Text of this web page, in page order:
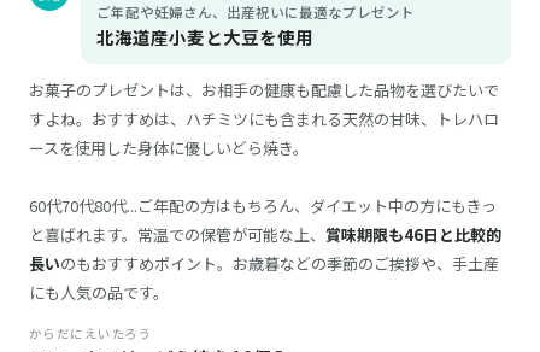
ご年配や妊婦さん、出産祝いに最適なプレゼント
北海道産小麦と大豆を使用
お菓子のプレゼントは、お相手の健康も配慮した品物を選びたいで
すよね。おすすめは、ハチミツにも含まれる天然の甘味、トレハロ
ースを使用した身体に優しいどら焼き。
60代70代80代...ご年配の方はもちろん、ダイエット中の方にもきっ
と喜ばれます。常温での保管が可能な上、 賞味期限も46日と比較的
長いのもおすすめポイント。お歳暮などの季節のご挨拶や、手土産
にも人気の品です。
からだにえいたろう